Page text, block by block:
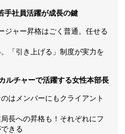
手社員活躍が成長の鍵
ジャー昇格はごく普通。任せる
「引き上げる」制度が実力を
ルチャーで活躍する女性本部長
はメンバーにもクライアント
長への昇格も！それぞれにフ
きる